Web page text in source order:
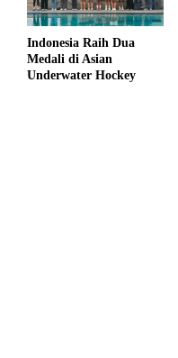
Indonesia Raih Dua
Medali di Asian
Underwater Hockey